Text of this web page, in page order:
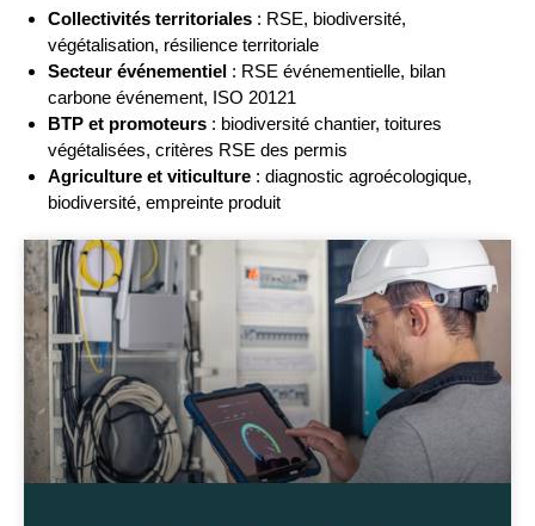
Collectivités territoriales : RSE, biodiversité,
végétalisation, résilience territoriale
Secteur événementiel : RSE événementielle, bilan
carbone événement, ISO 20121
BTP et promoteurs : biodiversité chantier, toitures
végétalisées, critères RSE des permis
Agriculture et viticulture : diagnostic agroécologique,
biodiversité, empreinte produit